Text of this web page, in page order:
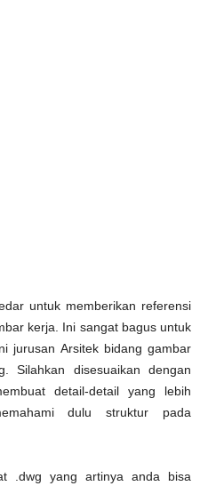
untuk memberikan referensi
kerja. Ini sangat bagus untuk
jurusan Arsitek bidang gambar
Silahkan disesuaikan dengan
detail-detail yang lebih
dulu struktur pada
.dwg yang artinya anda bisa